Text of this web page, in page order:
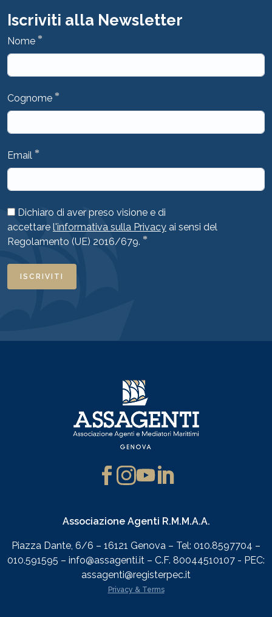
Iscriviti alla Newsletter
Nome *
Cognome *
Email *
Dichiaro di aver preso visione e di
accettare l'informativa sulla Privacy ai sensi del
Regolamento (UE) 2016/679. *
ISCRIVITI
Associazione Agenti R.M.M.A.A.
Piazza Dante, 6/6 – 16121 Genova – Tel: 010.8597704 –
010.591595 – info@assagenti.it – C.F. 80044510107 - PEC:
assagenti@registerpec.it
Privacy & Terms